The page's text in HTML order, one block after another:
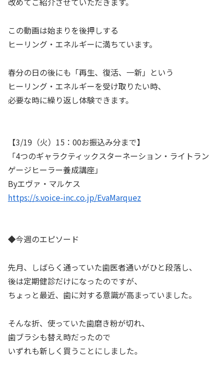
この動画は始まりを後押しする
ヒーリング・エネルギーに満ちています。
春分の日の後にも「再生、復活、一新」という
ヒーリング・エネルギーを受け取りたい時、
必要な時に繰り返し体験できます。
【3/19（火）15：00お振込み分まで】
「4つのギャラクティックスターネーション・ライトラン
ゲージヒーラー養成講座」
Byエヴァ・マルケス
https://s.voice-inc.co.jp/EvaMarquez
◆今週のエピソード
先月、しばらく通っていた歯医者通いがひと段落し、
後は定期健診だけになったのですが、
ちょっと最近、歯に対する意識が高まっていました。
そんな折、使っていた歯磨き粉が切れ、
歯ブラシも替え時だったので
いずれも新しく買うことにしました。